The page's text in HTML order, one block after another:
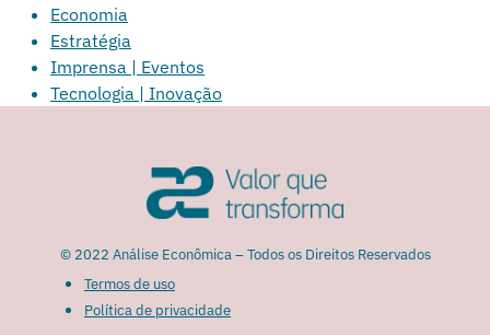
Economia
Estratégia
Imprensa | Eventos
Tecnologia | Inovação
© 2022 Análise Econômica – Todos os Direitos Reservados
Termos de uso
Política de privacidade